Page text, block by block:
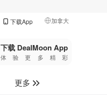
下载App 加拿大
🇺🇸
美国
🇨🇳中国
🇨🇦加拿大
下载 DealMoon App
体验更多精彩
更多